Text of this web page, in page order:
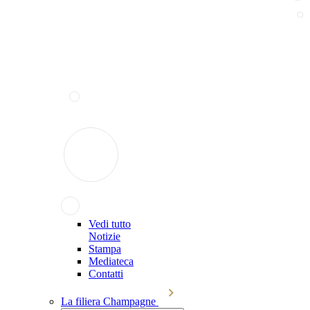
Vedi tutto
Notizie
Stampa
Mediateca
Contatti
La filiera Champagne